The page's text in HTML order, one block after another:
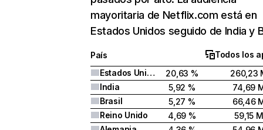
mayoritaria de Netflix.com está en
Estados Unidos seguido de India y
País
Todos los
Estados Unidos
20,63 %
260,23
India
5,92 %
74,69
Brasil
5,27 %
66,46
Reino Unido
4,69 %
59,15 M